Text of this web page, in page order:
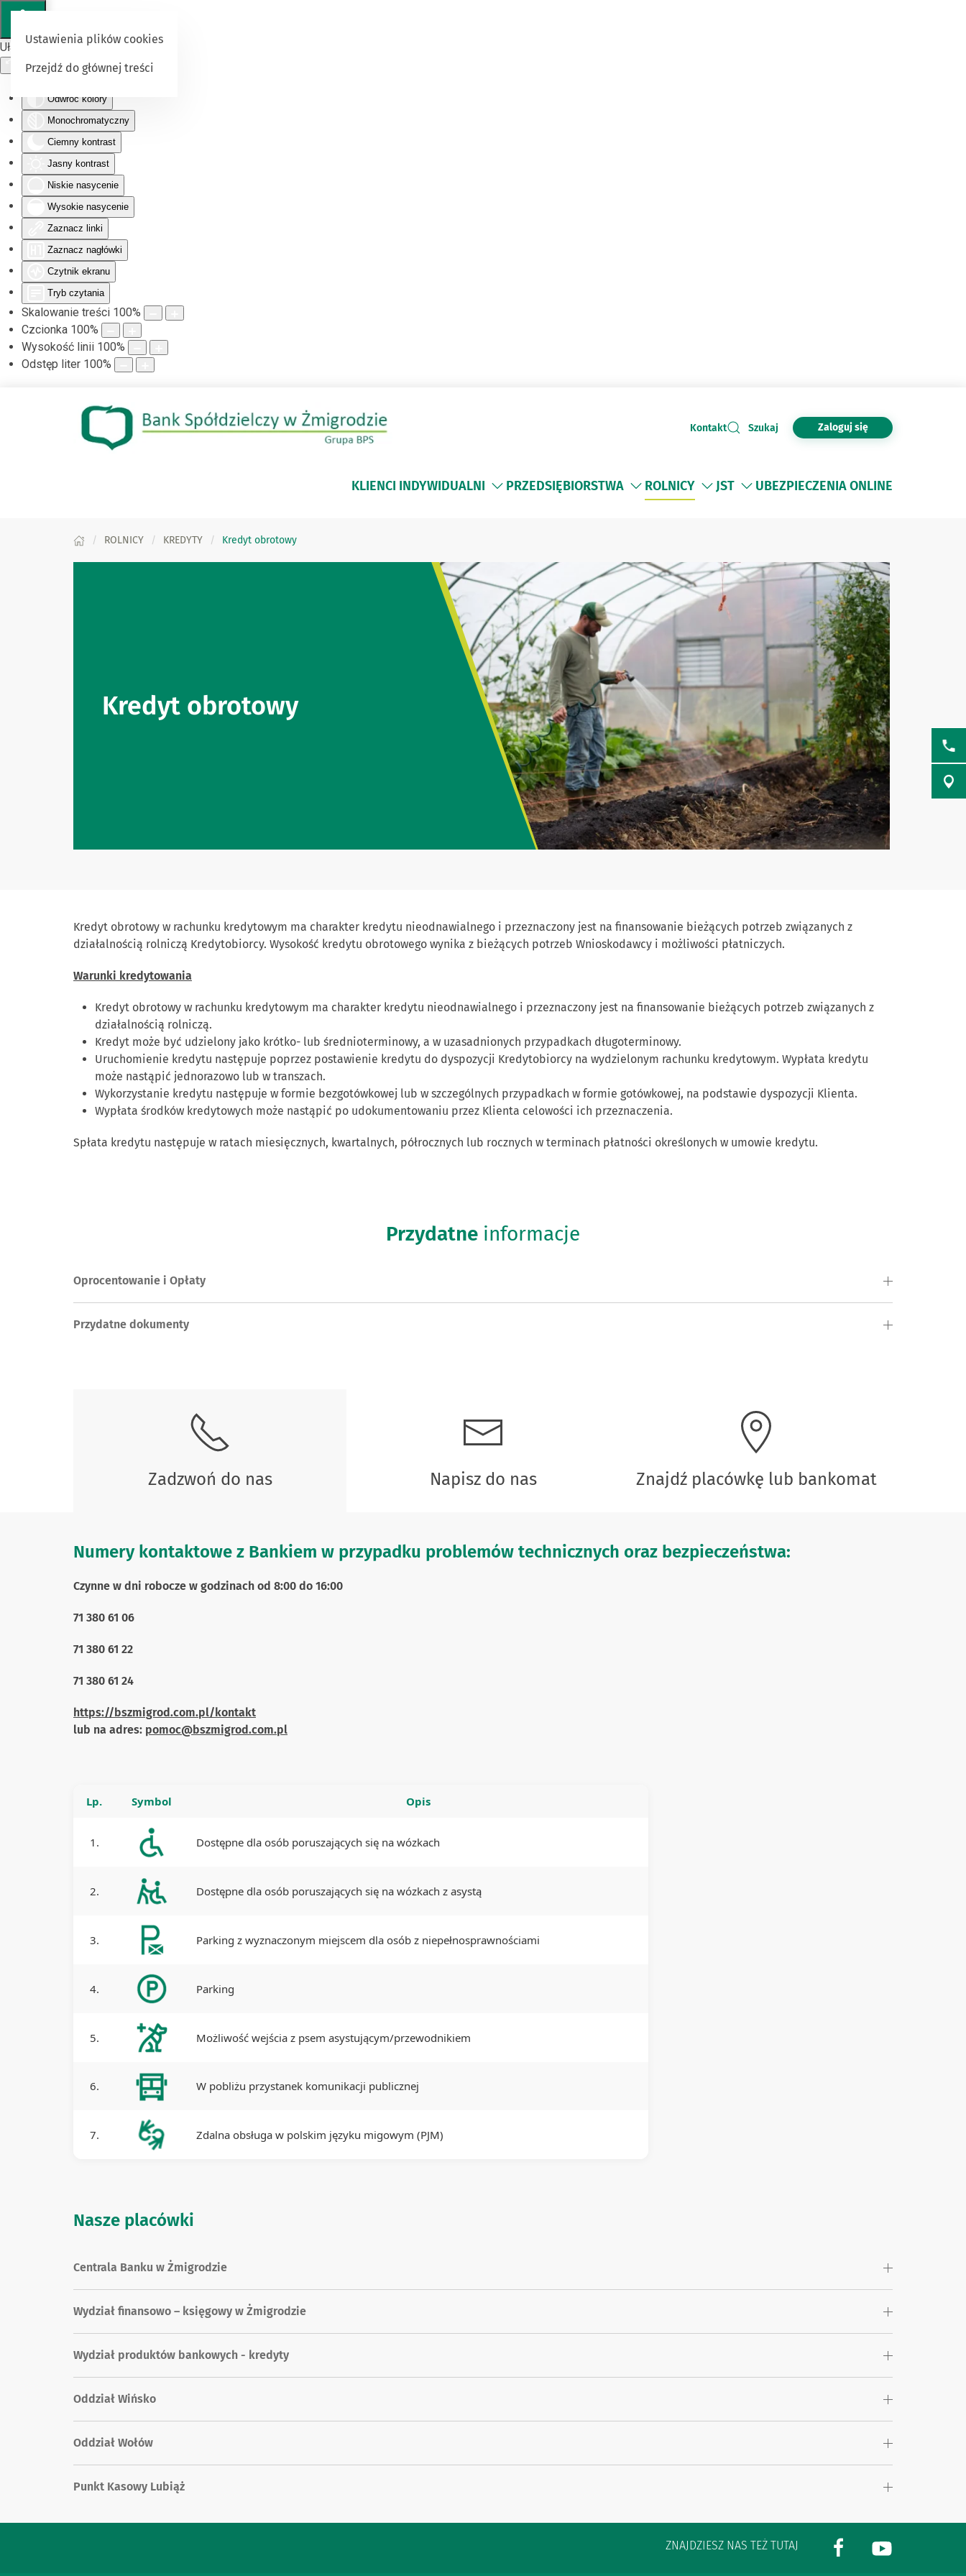
Ułatwienia dostępu
Odwróć kolory
Monochromatyczny
Ciemny kontrast
Jasny kontrast
Niskie nasycenie
Wysokie nasycenie
Zaznacz linki
Zaznacz nagłówki
Czytnik ekranu
Tryb czytania
Skalowanie treści 100%
Czcionka 100%
Wysokość linii 100%
Odstęp liter 100%
Ustawienia plików cookies
Przejdź do głównej treści
Kontakt Szukaj Zaloguj się
KLIENCI INDYWIDUALNI PRZEDSIĘBIORSTWA ROLNICY JST UBEZPIECZENIA ONLINE
ROLNICY KREDYTY Kredyt obrotowy
Kredyt obrotowy
Kredyt obrotowy w rachunku kredytowym ma charakter kredytu nieodnawialnego i przeznaczony jest na finansowanie bieżących potrzeb związanych z
działalnością rolniczą Kredytobiorcy. Wysokość kredytu obrotowego wynika z bieżących potrzeb Wnioskodawcy i możliwości płatniczych.
Warunki kredytowania
Kredyt obrotowy w rachunku kredytowym ma charakter kredytu nieodnawialnego i przeznaczony jest na finansowanie bieżących potrzeb związanych z
działalnością rolniczą.
Kredyt może być udzielony jako krótko- lub średnioterminowy, a w uzasadnionych przypadkach długoterminowy.
Uruchomienie kredytu następuje poprzez postawienie kredytu do dyspozycji Kredytobiorcy na wydzielonym rachunku kredytowym. Wypłata kredytu
może nastąpić jednorazowo lub w transzach.
Wykorzystanie kredytu następuje w formie bezgotówkowej lub w szczególnych przypadkach w formie gotówkowej, na podstawie dyspozycji Klienta.
Wypłata środków kredytowych może nastąpić po udokumentowaniu przez Klienta celowości ich przeznaczenia.
Spłata kredytu następuje w ratach miesięcznych, kwartalnych, półrocznych lub rocznych w terminach płatności określonych w umowie kredytu.
Przydatne informacje
Oprocentowanie i Opłaty
Przydatne dokumenty
Zadzwoń do nas Napisz do nas Znajdź placówkę lub bankomat
Numery kontaktowe z Bankiem w przypadku problemów technicznych oraz bezpieczeństwa:
Czynne w dni robocze w godzinach od 8:00 do 16:00
71 380 61 06
71 380 61 22
71 380 61 24
https://bszmigrod.com.pl/kontakt
lub na adres: pomoc@bszmigrod.com.pl
Lp. Symbol Opis
1. Dostępne dla osób poruszających się na wózkach
2. Dostępne dla osób poruszających się na wózkach z asystą
3. Parking z wyznaczonym miejscem dla osób z niepełnosprawnościami
4. Parking
5. Możliwość wejścia z psem asystującym/przewodnikiem
6. W pobliżu przystanek komunikacji publicznej
7. Zdalna obsługa w polskim języku migowym (PJM)
Nasze placówki
Centrala Banku w Żmigrodzie
Wydział finansowo – księgowy w Żmigrodzie
Wydział produktów bankowych - kredyty
Oddział Wińsko
Oddział Wołów
Punkt Kasowy Lubiąż
ZNAJDZIESZ NAS TEŻ TUTAJ